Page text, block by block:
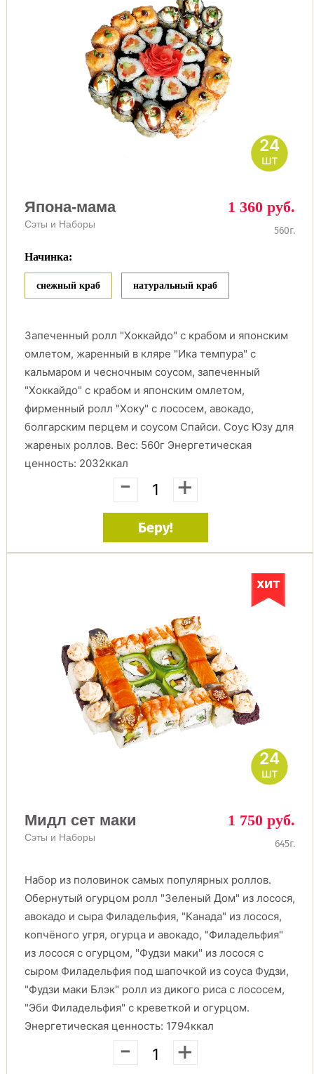
24
шт
Япона-мама
Сэты и Наборы
1 360 руб.
560г.
Начинка:
снежный краб натуральный краб
Запеченный ролл "Хоккайдо" с крабом и японским
омлетом, жаренный в кляре "Ика темпура" с
кальмаром и чесночным соусом, запеченный
"Хоккайдо" с крабом и японским омлетом,
фирменный ролл "Хоку" с лососем, авокадо,
болгарским перцем и соусом Спайси. Соус Юзу для
жареных роллов. Вес: 560г Энергетическая
ценность: 2032ккал
- +
Беру!
24
шт
Мидл сет маки
Сэты и Наборы
1 750 руб.
645г.
Набор из половинок самых популярных роллов.
Обернутый огурцом ролл "Зеленый Дом" из лосося,
авокадо и сыра Филадельфия, "Канада" из лосося,
копчёного угря, огурца и авокадо, "Филадельфия"
из лосося с огурцом, "Фудзи маки" из лосося с
сыром Филадельфия под шапочкой из соуса Фудзи,
"Фудзи маки Блэк" ролл из дикого риса с лососем,
"Эби Филадельфия" с креветкой и огурцом.
Энергетическая ценность: 1794ккал
- +